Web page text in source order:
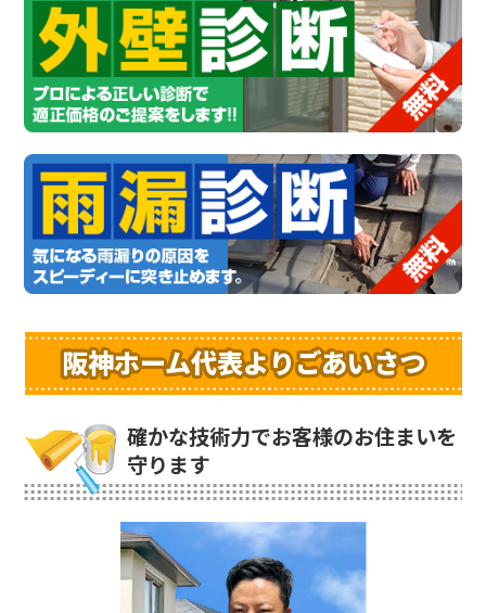
阪神ホーム代表よりごあいさつ
確かな技術力でお客様のお住まいを
守ります